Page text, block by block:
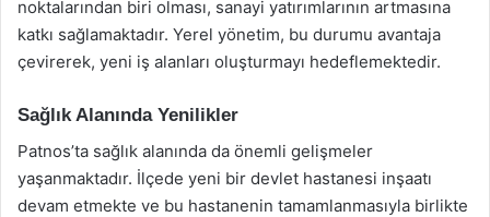
noktalarından biri olması, sanayi yatırımlarının artmasına
katkı sağlamaktadır. Yerel yönetim, bu durumu avantaja
çevirerek, yeni iş alanları oluşturmayı hedeflemektedir.
Sağlık Alanında Yenilikler
Patnos’ta sağlık alanında da önemli gelişmeler
yaşanmaktadır. İlçede yeni bir devlet hastanesi inşaatı
devam etmekte ve bu hastanenin tamamlanmasıyla birlikte